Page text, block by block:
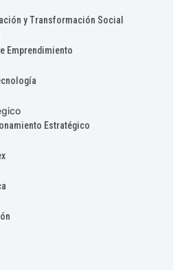
y Transformación Social
Emprendimiento
Estratégico